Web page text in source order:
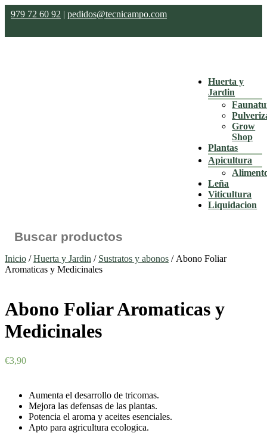
979 72 60 92 | pedidos@tecnicampo.com
Huerta y
Jardin
Grow
Shop
Plantas
Apicultura
Leña
Viticultura
Liquidacion
Inicio /Huerta y Jardin / Sustratos y abonos / Abono Foliar
Aromaticas y Medicinales
Abono Foliar Aromaticas y
Medicinales
€3,90
Aumenta el desarrollo de tricomas.
Mejora las defensas de las plantas.
Potencia el aroma y aceites esenciales.
Apto para agricultura ecologica.